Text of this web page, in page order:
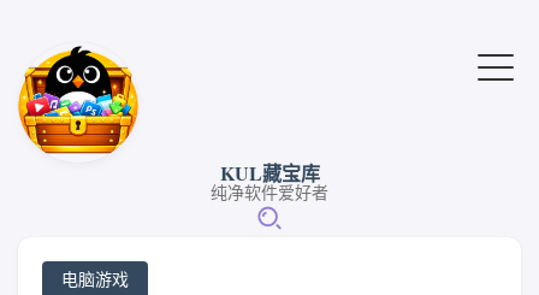
KUL藏宝库
纯净软件爱好者
电脑游戏